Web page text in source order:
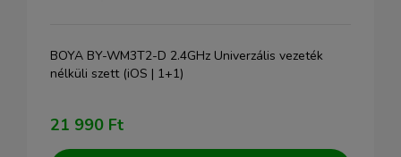
BOYA BY-WM3T2-D 2.4GHz Univerzális vezeték
nélküli szett (iOS | 1+1)
21 990 Ft